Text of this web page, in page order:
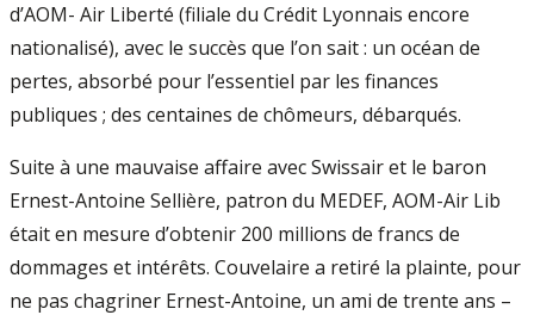
d’AOM- Air Liberté (filiale du Crédit Lyonnais encore
nationalisé), avec le succès que l’on sait : un océan de
pertes, absorbé pour l’essentiel par les finances
publiques ; des centaines de chômeurs, débarqués.
Suite à une mauvaise affaire avec Swissair et le baron
Ernest-Antoine Sellière, patron du MEDEF, AOM-Air Lib
était en mesure d’obtenir 200 millions de francs de
dommages et intérêts. Couvelaire a retiré la plainte, pour
ne pas chagriner Ernest-Antoine, un ami de trente ans –